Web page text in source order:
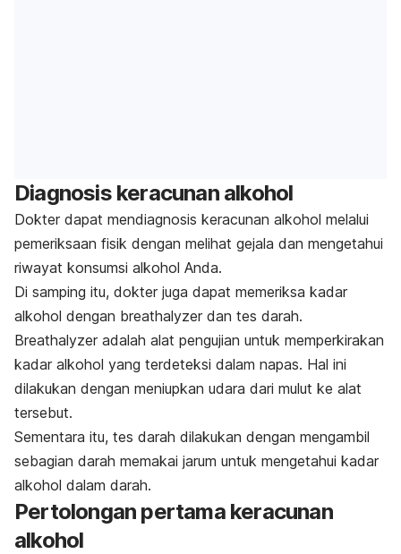
Diagnosis keracunan alkohol
Dokter dapat mendiagnosis keracunan alkohol melalui
pemeriksaan fisik dengan melihat gejala dan mengetahui
riwayat konsumsi alkohol Anda.
Di samping itu, dokter juga dapat memeriksa kadar
alkohol dengan breathalyzer dan tes darah.
Breathalyzer adalah alat pengujian untuk memperkirakan
kadar alkohol yang terdeteksi dalam napas. Hal ini
dilakukan dengan meniupkan udara dari mulut ke alat
tersebut.
Sementara itu, tes darah dilakukan dengan mengambil
sebagian darah memakai jarum untuk mengetahui kadar
alkohol dalam darah.
Pertolongan pertama keracunan
alkohol